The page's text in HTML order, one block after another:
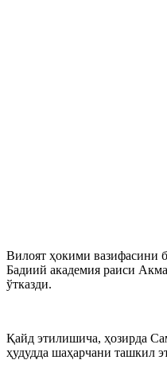
Вилоят ҳокими вазифасини
Бадиий академия раиси
ўтказди.
Қайд этилишича, ҳозирда
ҳудудда шаҳарчани ташкил